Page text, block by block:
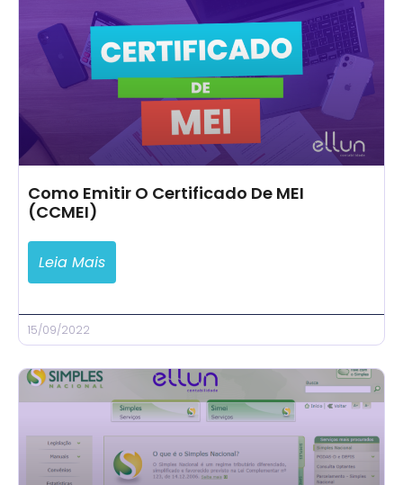
Como Emitir O Certificado De MEI
(CCMEI)
Leia Mais
15/09/2022